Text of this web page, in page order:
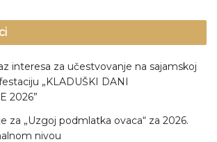
interesa za učestvovanje na sajamskoj
„KLADUŠKI DANI
2026”
za „Uzgoj podmlatka ovaca“ za 2026.
nivou